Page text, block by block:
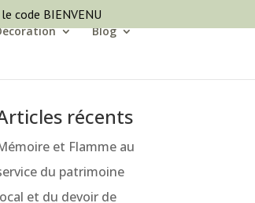
Blog
récents
et Flamme au
du patrimoine
et du devoir de
code BIENVENU